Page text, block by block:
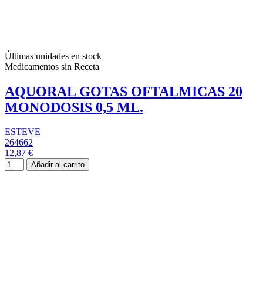
Últimas unidades en stock
Medicamentos sin Receta
AQUORAL GOTAS OFTALMICAS 20
MONODOSIS 0,5 ML.
ESTEVE
264662
12,87 €
Añadir al carrito